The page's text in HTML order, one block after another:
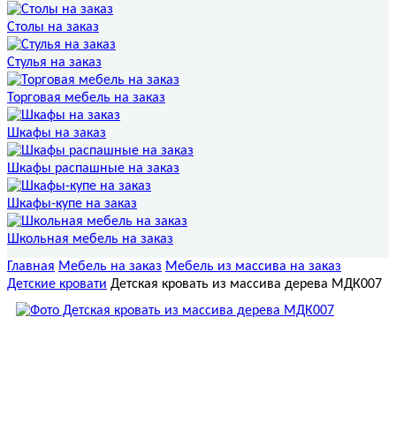
Столы на заказ
Стулья на заказ
Торговая мебель на заказ
Шкафы на заказ
Шкафы распашные на заказ
Шкафы-купе на заказ
Школьная мебель на заказ
Главная Мебель на заказ Мебель из массива на заказ
Детские кровати Детская кровать из массива дерева МДК007